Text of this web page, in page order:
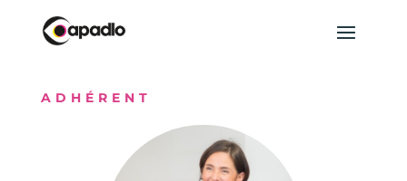
ADHÉRENT